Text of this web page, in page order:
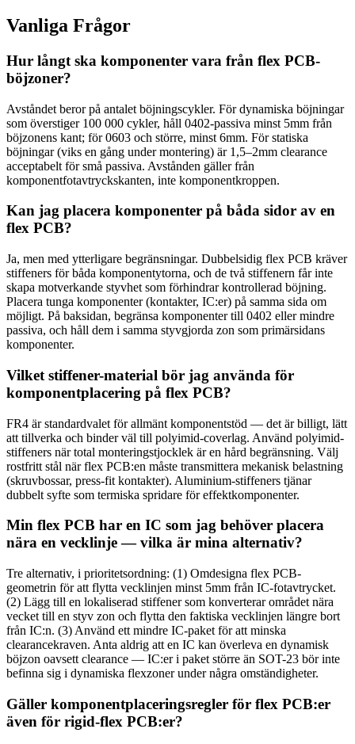
Vanliga Frågor
Hur långt ska komponenter vara från flex PCB-
böjzoner?
Avståndet beror på antalet böjningscykler. För dynamiska böjningar
som överstiger 100 000 cykler, håll 0402-passiva minst 5mm från
böjzonens kant; för 0603 och större, minst 6mm. För statiska
böjningar (viks en gång under montering) är 1,5–2mm clearance
acceptabelt för små passiva. Avstånden gäller från
komponentfotavtryckskanten, inte komponentkroppen.
Kan jag placera komponenter på båda sidor av en
flex PCB?
Ja, men med ytterligare begränsningar. Dubbelsidig flex PCB kräver
stiffeners för båda komponentytorna, och de två stiffenern får inte
skapa motverkande styvhet som förhindrar kontrollerad böjning.
Placera tunga komponenter (kontakter, IC:er) på samma sida om
möjligt. På baksidan, begränsa komponenter till 0402 eller mindre
passiva, och håll dem i samma styvgjorda zon som primärsidans
komponenter.
Vilket stiffener-material bör jag använda för
komponentplacering på flex PCB?
FR4 är standardvalet för allmänt komponentstöd — det är billigt, lätt
att tillverka och binder väl till polyimid-coverlag. Använd polyimid-
stiffeners när total monteringstjocklek är en hård begränsning. Välj
rostfritt stål när flex PCB:en måste transmittera mekanisk belastning
(skruvbossar, press-fit kontakter). Aluminium-stiffeners tjänar
dubbelt syfte som termiska spridare för effektkomponenter.
Min flex PCB har en IC som jag behöver placera
nära en vecklinje — vilka är mina alternativ?
Tre alternativ, i prioritetsordning: (1) Omdesigna flex PCB-
geometrin för att flytta vecklinjen minst 5mm från IC-fotavtrycket.
(2) Lägg till en lokaliserad stiffener som konverterar området nära
vecket till en styv zon och flytta den faktiska vecklinjen längre bort
från IC:n. (3) Använd ett mindre IC-paket för att minska
clearancekraven. Anta aldrig att en IC kan överleva en dynamisk
böjzon oavsett clearance — IC:er i paket större än SOT-23 bör inte
befinna sig i dynamiska flexzoner under några omständigheter.
Gäller komponentplaceringsregler för flex PCB:er
även för rigid-flex PCB:er?